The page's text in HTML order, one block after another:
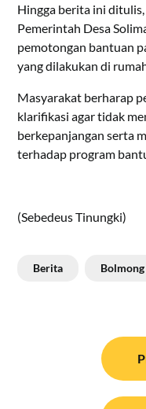
Hingga berita ini
Pemerintah Desa
pemotongan bantuan
yang dilakukan di
Masyarakat berharap
klarifikasi agar tidak
berkepanjangan serta
terhadap program
(Sebedeus Tinungki)
Berita Bolmong